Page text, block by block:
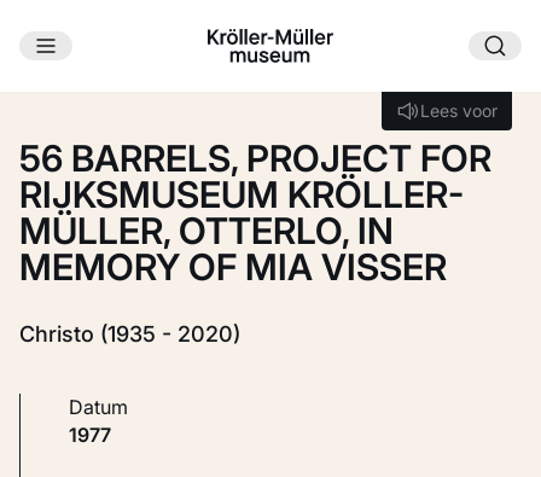
Ga naar hoofdinhoud
Lees voor
Lees voor
56 BARRELS, PROJECT FOR
RIJKSMUSEUM KRÖLLER-
MÜLLER, OTTERLO, IN
MEMORY OF MIA VISSER
Christo (1935 - 2020)
Datum
1977